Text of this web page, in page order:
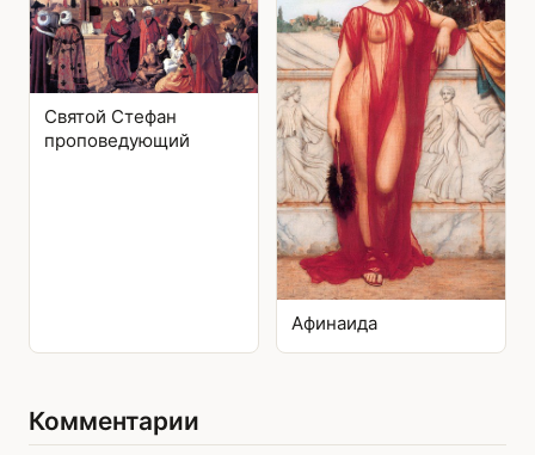
Святой Стефан
проповедующий
Афинаида
Комментарии